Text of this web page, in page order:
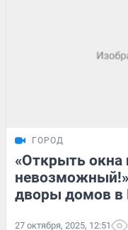
ГОРОД
«Открыть окна
невозможный!»
дворы домов в
27 октября, 2025, 12:51